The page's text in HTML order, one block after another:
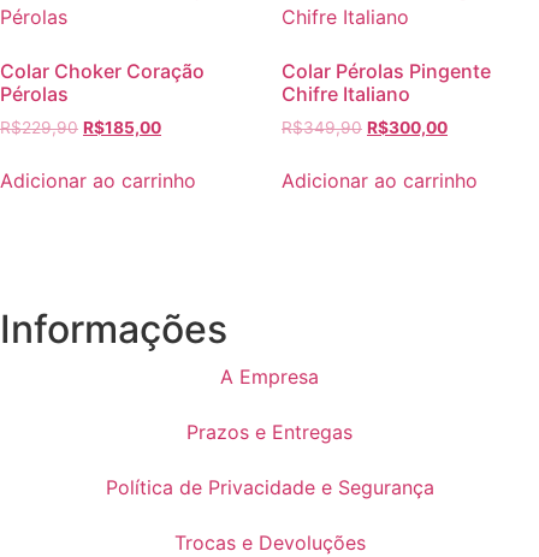
Colar Choker Coração
Pérolas
R$229,90 R$185,00
Adicionar ao carrinho
Colar Pérolas Pingente
Chifre Italiano
R$349,90 R$300,00
Adicionar ao carrinho
Informações
A Empresa
Prazos e Entregas
Política de Privacidade e Segurança
Trocas e Devoluções